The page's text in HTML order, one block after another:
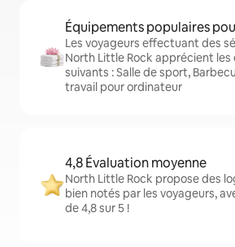
Équipements populaires
Les voyageurs effectuant des
North Little Rock apprécient
suivants : Salle de sport,
travail pour ordinateur
4,8 Évaluation moyenne
North Little Rock propose des
bien notés par les voyageurs,
de 4,8 sur 5 !